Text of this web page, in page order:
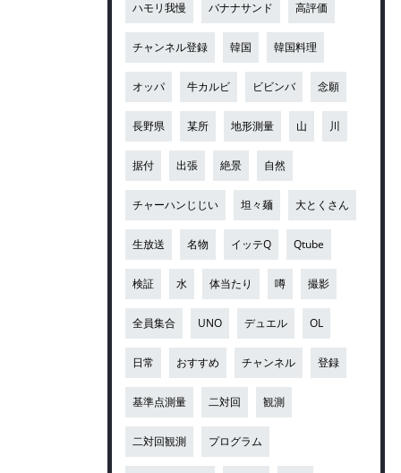
ハモリ我慢 バナナサンド 高評価
チャンネル登録 韓国 韓国料理
オッパ 牛カルビ ビビンバ 念願
長野県 某所 地形測量 山 川
据付 出張 絶景 自然
チャーハンじじい 坦々麺 大とくさん
生放送 名物 イッテQ Qtube
検証 水 体当たり 噂 撮影
全員集合 UNO デュエル OL
日常 おすすめ チャンネル 登録
基準点測量 二対回 観測
二対回観測 プログラム